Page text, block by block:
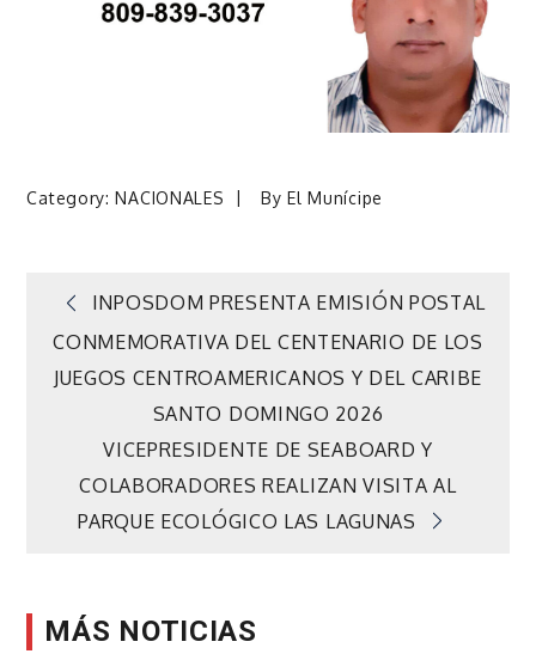
Category:NACIONALES ByEl Munícipe
Navegación
de
entradas
INPOSDOM PRESENTA EMISIÓN POSTAL
CONMEMORATIVA DEL CENTENARIO DE LOS
JUEGOS CENTROAMERICANOS Y DEL CARIBE
SANTO DOMINGO 2026
VICEPRESIDENTE DE SEABOARD Y
COLABORADORES REALIZAN VISITA AL
PARQUE ECOLÓGICO LAS LAGUNAS
MÁS NOTICIAS